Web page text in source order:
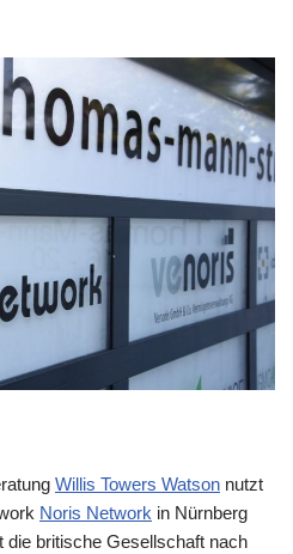
Willis Towers Watson nutzt
Noris Network in Nürnberg
die britische Gesellschaft nach